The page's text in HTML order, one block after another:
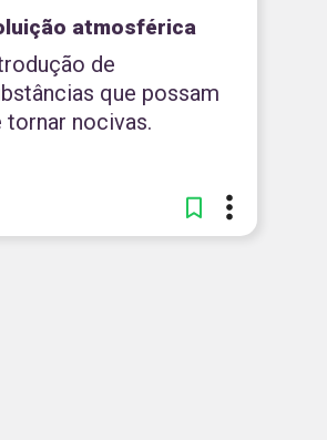
atmosférica
de
que possam
tornar nocivas.